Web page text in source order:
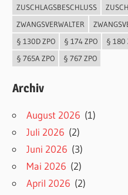
ZUSCHLAGSBESCHLUSS
ZWANGSVERWALTER
§ 130D ZPO
§ 174 ZPO § 180
§ 765A ZPO
§ 767 ZPO
Archiv
August 2026 (1)
Juli 2026 (2)
Juni 2026 (3)
Mai 2026 (2)
April 2026 (2)